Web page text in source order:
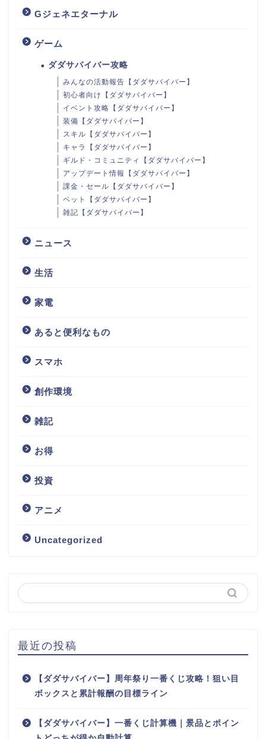
Gジェネエターナル
ゲーム
ダダサバイバー攻略
みんなの活動報告【ダダサバイバー】
初心者向け【ダダサバイバー】
イベント攻略【ダダサバイバー】
装備【ダダサバイバー】
スキル【ダダサバイバー】
キャラ【ダダサバイバー】
ギルド・コミュニティ【ダダサバイバー】
アップデート情報【ダダサバイバー】
課金・セール【ダダサバイバー】
ペット【ダダサバイバー】
雑記【ダダサバイバー】
ニュース
生活
家電
あると便利なもの
スマホ
創作環境
雑記
お得
投資
アニメ
Uncategorized
最近の投稿
【ダダサバイバー】周年祭り一番くじ攻略！狙い目
ボックスと累計報酬の目標ライン
【ダダサバイバー】一番くじ計算機｜景品とポイン